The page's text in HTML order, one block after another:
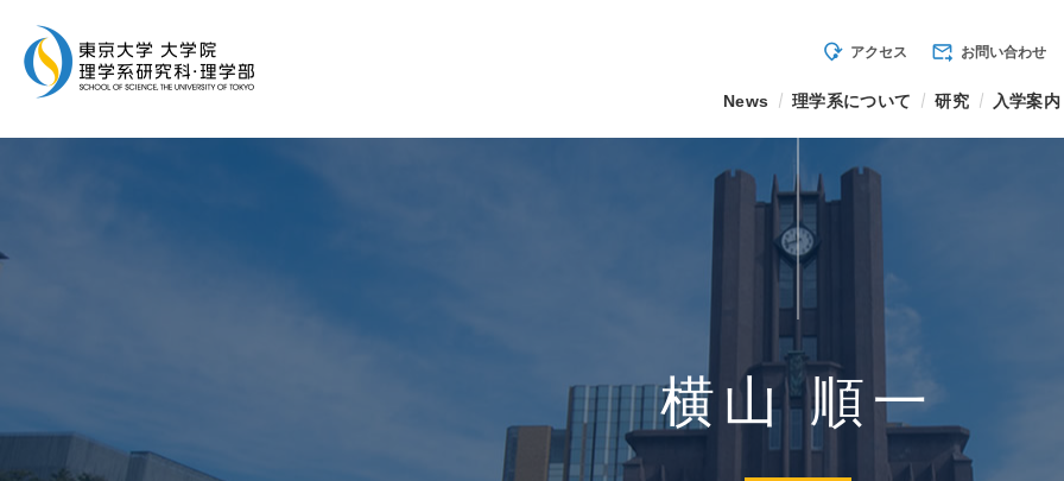
mode_of_travel アクセス forward_to_inbox お問い合わせ
News 理学系について 研究 入学案内
横山 順一